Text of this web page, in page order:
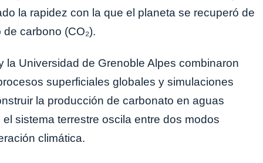
la rapidez con la que el planeta se recuperó de
carbono (CO₂).
Universidad de Grenoble Alpes combinaron
superficiales globales y simulaciones
la producción de carbonato en aguas
sistema terrestre oscila entre dos modos
climática.